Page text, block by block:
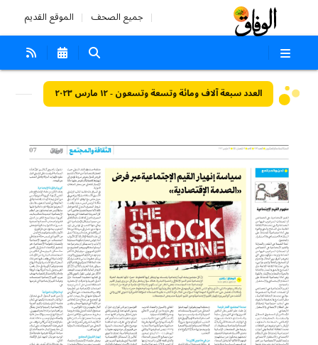
جميع الصحف الموقع القديم
العدد سبعة آلاف ومائة وتسعة وتسعون - ١٢ مارس ٢٠٢٣